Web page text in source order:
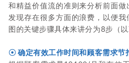
和精益价值流的准则来分析前面
发现存在很多方面的浪费，以便我
图的关键步骤具体来讲分为8步（以
☉ 确定有效工作时间和顾客需求节